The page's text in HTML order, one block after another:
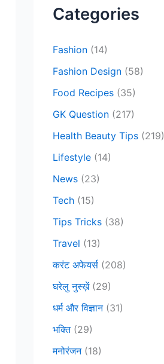
h
o
r
:
Categories
Fashion (14)
Fashion Design (58)
Food Recipes (35)
GK Question (217)
Health Beauty Tips (219)
Lifestyle (14)
News (23)
Tech (15)
Tips Tricks (38)
Travel (13)
करंट अफेयर्स (208)
घरेलु नुस्ख़ें(29)
धर्म और विज्ञान(31)
भक्ति(29)
मनोरंजन(18)